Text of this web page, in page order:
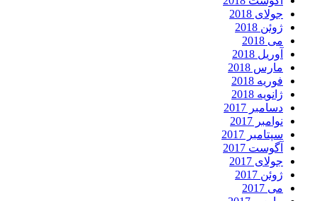
جولای 2018
ژوئن 2018
می 2018
آوریل 2018
مارس 2018
فوریه 2018
ژانویه 2018
دسامبر 2017
نوامبر 2017
سپتامبر 2017
آگوست 2017
جولای 2017
ژوئن 2017
می 2017